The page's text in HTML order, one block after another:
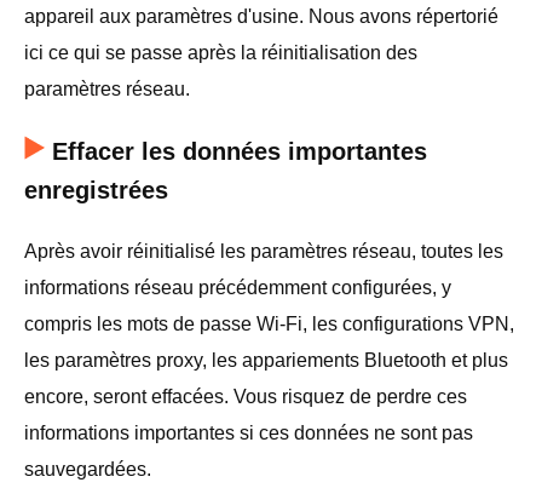
appareil aux paramètres d'usine. Nous avons répertorié
ici ce qui se passe après la réinitialisation des
paramètres réseau.
Effacer les données importantes
enregistrées
Après avoir réinitialisé les paramètres réseau, toutes les
informations réseau précédemment configurées, y
compris les mots de passe Wi-Fi, les configurations VPN,
les paramètres proxy, les appariements Bluetooth et plus
encore, seront effacées. Vous risquez de perdre ces
informations importantes si ces données ne sont pas
sauvegardées.